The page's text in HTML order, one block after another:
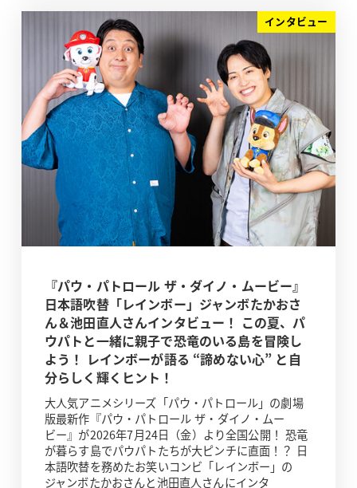
インタビュー
『パウ・パトロール ザ・ダイノ・ムービー』
日本語吹替「レインボー」ジャンボたかおさ
ん＆池田直人さんインタビュー！ この夏、パ
ウパトと一緒に親子で恐竜のいる島を冒険し
よう！ レインボーが語る “諦めない心” と自
分らしく輝くヒント！
大人気アニメシリーズ「パウ・パトロール」の劇場
版最新作『パウ・パトロール ザ・ダイノ・ムー
ビー』が2026年7月24日（金）より全国公開！ 恐竜
が暮らす島でパウパトたちが大ピンチに直面！？ 日
本語吹替を務めたお笑いコンビ「レインボー」の
ジャンボたかおさんと池田直人さんにインタ